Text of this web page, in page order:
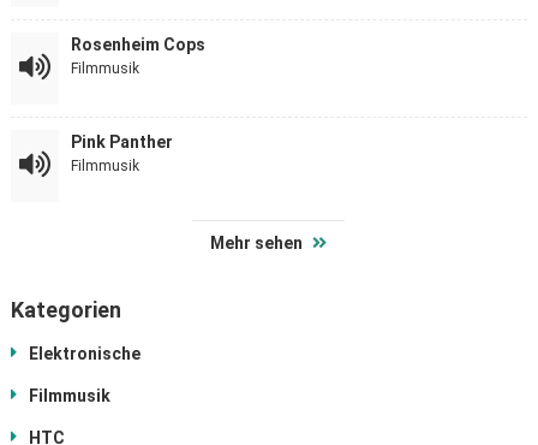
Rosenheim Cops
Filmmusik
Pink Panther
Filmmusik
Mehr sehen
Kategorien
Elektronische
Filmmusik
HTC